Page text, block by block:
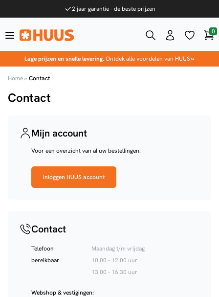
2 jaar garantie - de beste prijzen
0
Lage prijzen en snelle levering. Ontdek alle voordelen van HUUS»
Home» Contact
Contact
Mijn account
Voor een overzicht van al uw bestellingen.
Inloggen HUUS account
Contact
Telefoon
bereikbaar
Maandag t/m vrijdag
10.00 - 12.00 uur
13.00 - 16.30 uur
Webshop & vestigingen: